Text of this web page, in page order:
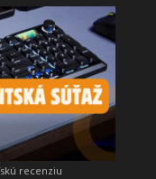
recenziu